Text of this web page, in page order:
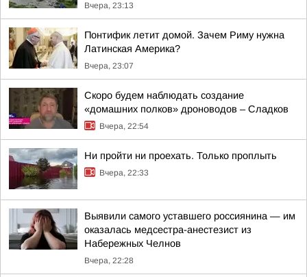
Вчера, 23:13
Понтифик летит домой. Зачем Риму нужна
Латинская Америка?
Вчера, 23:07
Скоро будем наблюдать создание
«домашних полков» дроноводов – Сладков
Вчера, 22:54
Ни пройти ни проехать. Только проплыть
Вчера, 22:33
Выявили самого уставшего россиянина — им
оказалась медсестра-анестезист из
Набережных Челнов
Вчера, 22:28